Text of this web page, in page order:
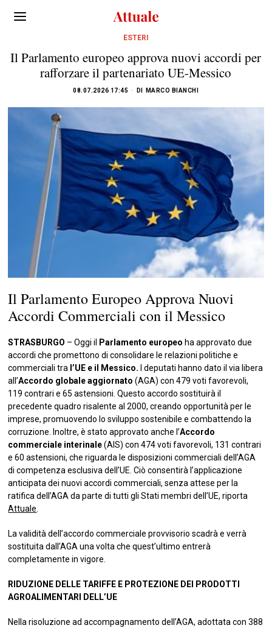
ESTERI
Il Parlamento europeo approva nuovi accordi per
rafforzare il partenariato UE-Messico
08.07.2026 17:45 DI MARCO BIANCHI
Il Parlamento Europeo Approva Nuovi
Accordi Commerciali con il Messico
STRASBURGO – Oggi il Parlamento europeo ha approvato due
accordi che promettono di consolidare le relazioni politiche e
commerciali tra l’UE e il Messico. I deputati hanno dato il via libera
all’Accordo globale aggiornato (AGA) con 479 voti favorevoli,
119 contrari e 65 astensioni. Questo accordo sostituirà il
precedente quadro risalente al 2000, creando opportunità per le
imprese, promuovendo lo sviluppo sostenibile e combattendo la
corruzione. Inoltre, è stato approvato anche l’Accordo
commerciale interinale(AIS) con 474 voti favorevoli, 131 contrari
e 60 astensioni, che riguarda le disposizioni commerciali dell’AGA
di competenza esclusiva dell’UE. Ciò consentirà l’applicazione
anticipata dei nuovi accordi commerciali, senza attese per la
ratifica dell’AGA da parte di tutti gli Stati membri dell’UE, riporta
Attuale.
La validità dell’accordo commerciale provvisorio scadrà e verrà
sostituita dall’AGA una volta che quest’ultimo entrerà
completamente in vigore.
RIDUZIONE DELLE TARIFFE E PROTEZIONE DEI PRODOTTI
AGROALIMENTARI DELL’UE
Nella risoluzione ad accompagnamento dell’AGA, adottata con 388